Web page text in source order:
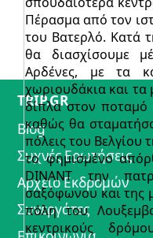
Πέρασμα από τον
του Βατερλό. Κατά
θα διασχίσουμε
Αρδένες, με τα
χωριουδάκια και
δίπλα στον ποταμό
καθώς θα
πόλεις του Βελγίου
το φημισμένο
DINANT την
σαξόφωνου και της
πόλη του
κεντρικούς
TRIP.GR
Blog
Συχνές Ερωτήσεις
Αρχείο Εκδρομών
Συνεργάτες